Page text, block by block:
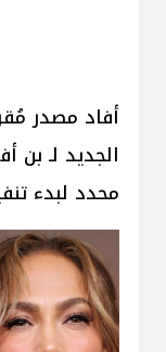
أفاد مصدر
محدد لبدء